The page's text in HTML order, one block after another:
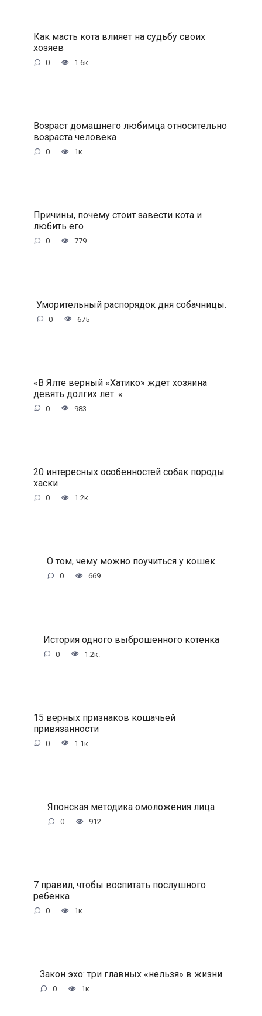
Как масть кота влияет на судьбу своих
хозяев
0 1.6к.
Возраст домашнего любимца относительно
возраста человека
0 1к.
Причины, почему стоит завести кота и
любить его
0 779
Уморительный распорядок дня собачницы.
0 675
«В Ялте верный «Хатико» ждет хозяина
девять долгих лет. «
0 983
20 интересных особенностей собак породы
хаски
0 1.2к.
О том, чему можно поучиться у кошек
0 669
История одного выброшенного котенка
0 1.2к.
15 верных признаков кошачьей
привязанности
0 1.1к.
Японская методика омоложения лица
0 912
7 правил, чтобы воспитать послушного
ребенка
0 1к.
Закон эхо: три главных «нельзя» в жизни
0 1к.